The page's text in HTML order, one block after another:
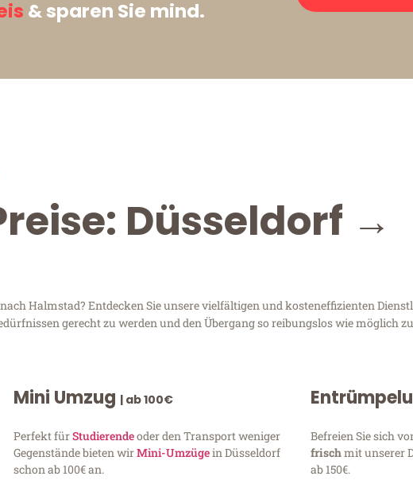
& sparen Sie mind.
Düsseldorf →
Halmstad? Entdecken Sie unsere vielfältigen und kosteneffizienten
gerecht zu werden und den Übergang so reibungslos wie möglich
Mini Umzug | ab 100€
Perfekt fürStudierendeoder den Transport weniger
Gegenstände bieten wirMini-Umzügein Düsseldorf
schon ab 100€ an.
Befreien Sie sich
frischmit unserer
ab 150€.